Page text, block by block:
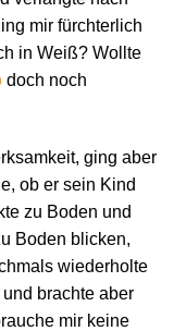
mir fürchterlich
in Weiß? Wollte
doch noch
ging aber
ob er sein Kind
zu Boden und
Boden blicken,
wiederholte
brachte aber
mir keine